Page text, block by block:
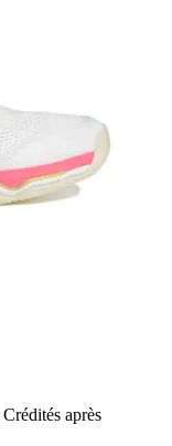
Crédités après